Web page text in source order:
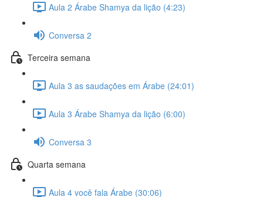
Aula 2 Árabe Shamya da lição (4:23)
Conversa 2
Terceira semana
Aula 3 as saudações em Árabe (24:01)
Aula 3 Árabe Shamya da lição (6:00)
Conversa 3
Quarta semana
Aula 4 você fala Árabe (30:06)